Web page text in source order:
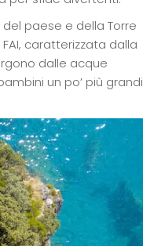
paese e della Torre
caratterizzata dalla
dalle acque
un po’ più grandi